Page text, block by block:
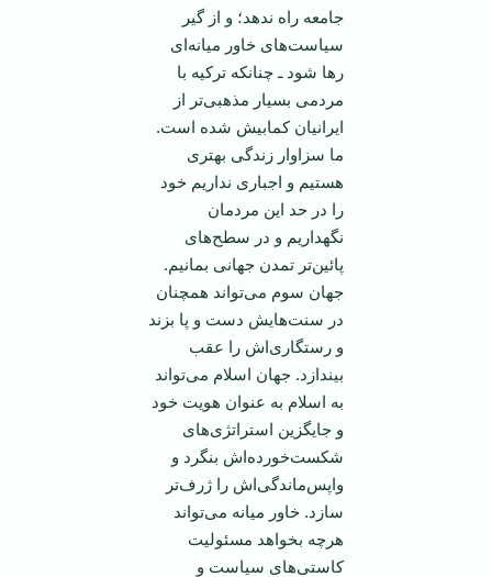
جامعه ‏راه ندهد؛ و از گير
سياست‌های خاور ميانه‌ای
رها شود ـ چنانكه تركيه با
مردمی بسيار مذهبی‌تر از
‏ايرانيان کمابیش شده است.
ما سزاوار زندگی بهتری
هستيم و اجباری نداريم خود
را در حد اين مردمان
نگهداريم ‏و در سطح‌های
پائين‌تر تمدن جهانی بمانيم.
جهان سوم می‌تواند همچنان
در سنت‌هايش دست و پا بزند
و ‏رستگاری‌اش را عقب
بيندازد. جهان اسلام می‌تواند
به اسلام به عنوان هويت خود
و جايگزين ‏استراتژی‌های
شكست‌خورده‌اش بنگرد و
واپس‌ماندگی‌اش را ژرف‌تر
سازد. خاور ميانه می‌تواند
هرچه ‏بخواهد مسئوليت
كاستی‌های سياست و